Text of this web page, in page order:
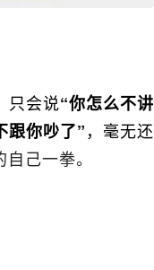
只会说“你怎么不讲
跟你吵了”，毫无还
己一拳。